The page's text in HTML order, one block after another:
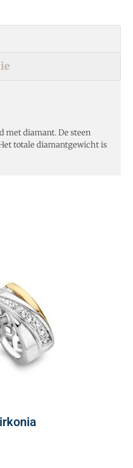
met diamant. De steen
totale diamantgewicht is